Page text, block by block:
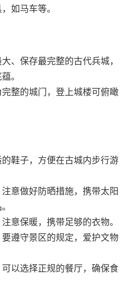
如马车等。
、保存最完整的古代兵城，
。
整的城门，登上城楼可俯瞰
鞋子，方便在古城内步行游
意做好防晒措施，携带太阳
意保暖，携带足够的衣物。
遵守景区的规定，爱护文物
以选择正规的餐厅，确保食